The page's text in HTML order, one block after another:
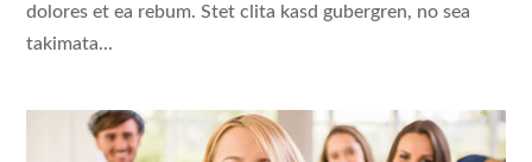
dolores et ea rebum. Stet clita kasd gubergren, no sea
takimata...